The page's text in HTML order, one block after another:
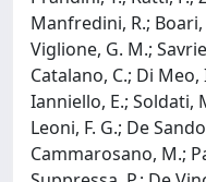
Manfredini, R.; Boari,
Viglione, G. M.;
Catalano, C.; Di
Ianniello, E.; Soldati,
Leoni, F. G.; De
Cammarosano, M.;